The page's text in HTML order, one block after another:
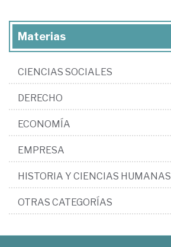
Materias
CIENCIAS SOCIALES
DERECHO
ECONOMÍA
EMPRESA
HISTORIA Y CIENCIAS HUMANAS
OTRAS CATEGORÍAS